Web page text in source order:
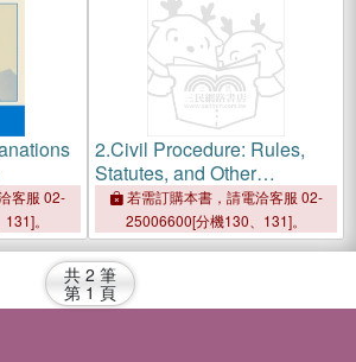
客服 02-
。
2.Civil Procedure: Rules,
Statutes, and Other
Materials, 2023 Supplement
若需訂購本書，請電洽客服 02-
25006600[分機130、131]。
共 2 筆
第 1 頁